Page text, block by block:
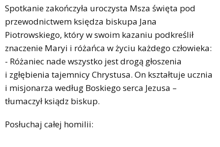
Spotkanie zakończyła uroczysta Msza święta pod
przewodnictwem księdza biskupa Jana
Piotrowskiego, który w swoim kazaniu podkreślił
znaczenie Maryi i różańca w życiu każdego człowieka:
- Różaniec nade wszystko jest drogą głoszenia
i zgłębienia tajemnicy Chrystusa. On kształtuje ucznia
i misjonarza według Boskiego serca Jezusa –
tłumaczył ksiądz biskup.
Posłuchaj całej homilii: